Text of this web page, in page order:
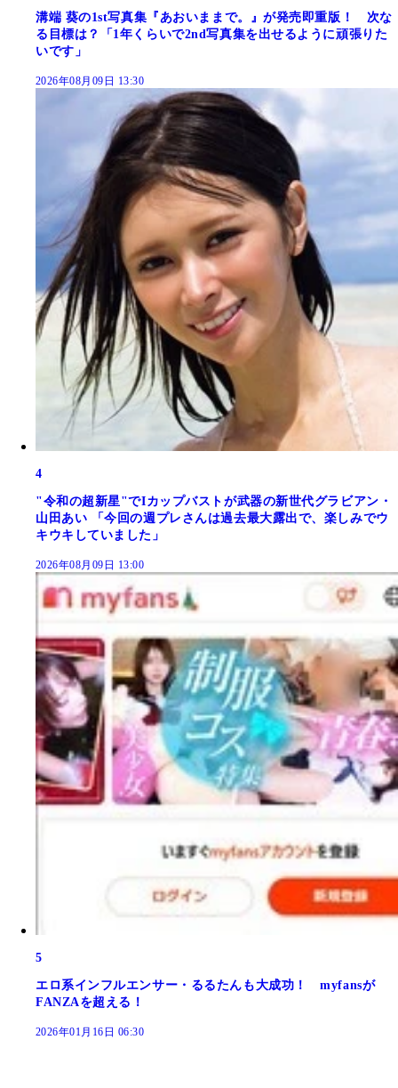
溝端 葵の1st写真集『あおいままで。』が発売即重版！ 次な
る目標は？「1年くらいで2nd写真集を出せるように頑張りた
いです」
2026年08月09日 13:30
4
"令和の超新星"でIカップバストが武器の新世代グラビアン・
山田あい 「今回の週プレさんは過去最大露出で、楽しみでウ
キウキしていました」
2026年08月09日 13:00
5
エロ系インフルエンサー・るるたんも大成功！ myfansが
FANZAを超える！
2026年01月16日 06:30